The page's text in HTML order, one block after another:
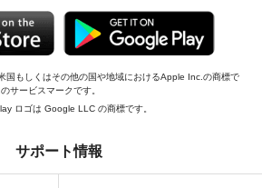
国もしくはその他の国や地域におけるApple Inc.の商標で
サービスマークです。
ロゴは Google LLC の商標です。
サポート情報